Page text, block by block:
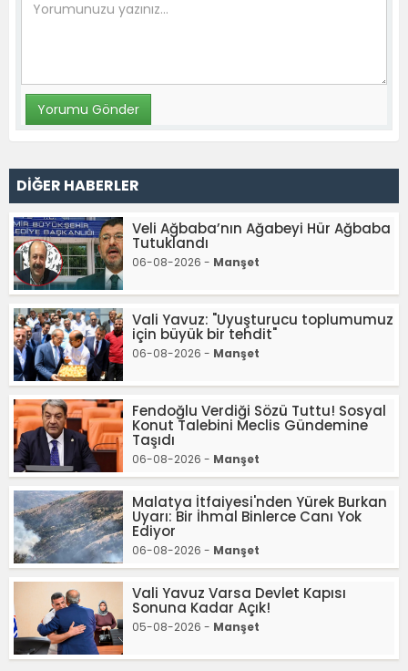
DİĞER HABERLER
Veli Ağbaba’nın Ağabeyi Hür Ağbaba
Tutuklandı
06-08-2026 - Manşet
Vali Yavuz: "Uyuşturucu toplumumuz
için büyük bir tehdit"
06-08-2026 - Manşet
Fendoğlu Verdiği Sözü Tuttu! Sosyal
Konut Talebini Meclis Gündemine
Taşıdı
06-08-2026 - Manşet
Malatya İtfaiyesi'nden Yürek Burkan
Uyarı: Bir İhmal Binlerce Canı Yok
Ediyor
06-08-2026 - Manşet
Vali Yavuz Varsa Devlet Kapısı
Sonuna Kadar Açık!
05-08-2026 - Manşet